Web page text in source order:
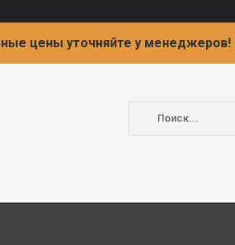
цены уточняйте у менеджеров!